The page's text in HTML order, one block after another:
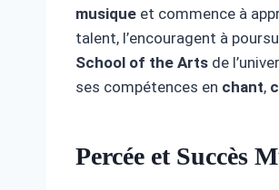
musique et commence à
talent, l’encouragent à
School of the Arts de
ses compétences en chant,
Percée et Succès